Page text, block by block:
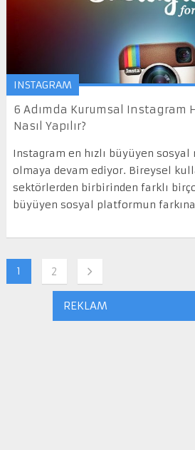
INSTAGRAM
6 Adımda Kurumsal Instagram
Nasıl Yapılır?
Instagram en hızlı büyüyen
olmaya devam ediyor. Bireysel
sektörlerden birbirinden farklı
büyüyen sosyal platformun
1 2
REKLAM